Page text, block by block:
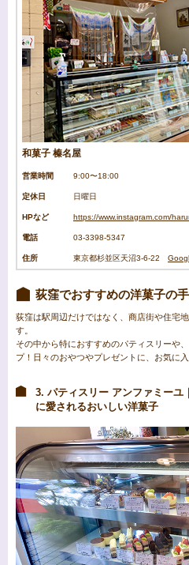
和菓子 榛名屋
営業時間 9:00〜18:00
定休日 日曜日
HPなど https://www.instagram.com/
電話 03-3398-5347
住所 東京都杉並区天沼3-6-22
荻窪でおすすめの洋菓子の
荻窪は駅周辺だけではなく、商店街や住宅
す。
その中から特におすすめのパティスリーや
プ！日々のおやつやプレゼントに、お気に
3. パティスリー アンファミーユ
に愛されるおいしい洋菓子